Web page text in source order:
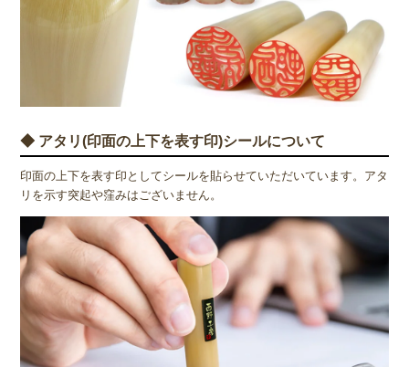
◆ アタリ(印面の上下を表す印)シールについて
印面の上下を表す印としてシールを貼らせていただいています。アタ
リを示す突起や窪みはございません。